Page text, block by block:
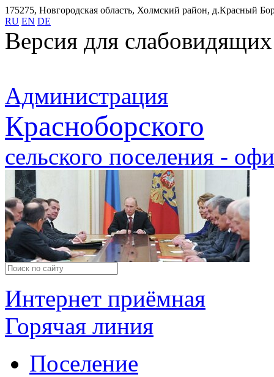
175275, Новгородская область, Холмский район, д.Красный
RU EN DE
Версия для слабовидящих
Администрация
Красноборского
сельского поселения -
Интернет приёмная
Горячая линия
Поселение